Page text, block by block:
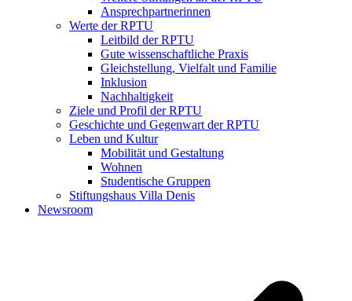
Ansprechpartnerinnen
Werte der RPTU
Leitbild der RPTU
Gute wissenschaftliche Praxis
Gleichstellung, Vielfalt und Familie
Inklusion
Nachhaltigkeit
Ziele und Profil der RPTU
Geschichte und Gegenwart der RPTU
Leben und Kultur
Mobilität und Gestaltung
Wohnen
Studentische Gruppen
Stiftungshaus Villa Denis
Newsroom